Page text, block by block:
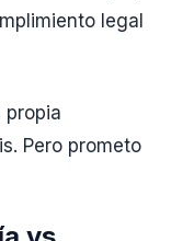
legal
propia
Pero prometo